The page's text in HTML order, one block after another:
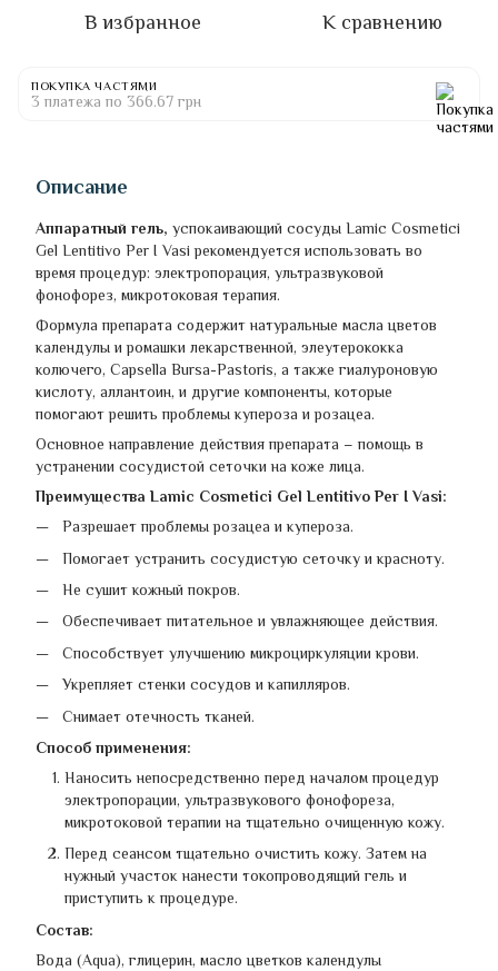
В избранное К сравнению
ПОКУПКА ЧАСТЯМИ
3 платежа по 366.67 грн
Описание
Аппаратный гель, успокаивающий сосуды Lamic Cosmetici
Gel Lentitivo Per I Vasi рекомендуется использовать во
время процедур: электропорация, ультразвуковой
фонофорез, микротоковая терапия.
Формула препарата содержит натуральные масла цветов
календулы и ромашки лекарственной, элеутерококка
колючего, Capsella Bursa-Pastoris, а также гиалуроновую
кислоту, аллантоин, и другие компоненты, которые
помогают решить проблемы купероза и розацеа.
Основное направление действия препарата – помощь в
устранении сосудистой сеточки на коже лица.
Преимущества Lamic Cosmetici Gel Lentitivo Per I Vasi:
Разрешает проблемы розацеа и купероза.
Помогает устранить сосудистую сеточку и красноту.
Не сушит кожный покров.
Обеспечивает питательное и увлажняющее действия.
Способствует улучшению микроциркуляции крови.
Укрепляет стенки сосудов и капилляров.
Снимает отечность тканей.
Способ применения:
Наносить непосредственно перед началом процедур
электропорации, ультразвукового фонофореза,
микротоковой терапии на тщательно очищенную кожу.
Перед сеансом тщательно очистить кожу. Затем на
нужный участок нанести токопроводящий гель и
приступить к процедуре.
Состав:
Вода (Aqua), глицерин, масло цветков календулы